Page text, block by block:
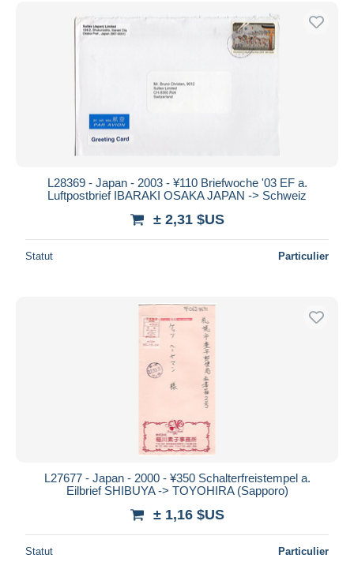
Uniquement en réduction
Livraison gratuite
Visa
Mastercard
iDeal
Appliquer
L28369 - Japan - 2003 - ¥110 Briefwoche '03 EF a.
Luftpostbrief IBARAKI OSAKA JAPAN -> Schweiz
± 2,31 $US
Statut Particulier
L27677 - Japan - 2000 - ¥350 Schalterfreistempel a.
Eilbrief SHIBUYA -> TOYOHIRA (Sapporo)
± 1,16 $US
Statut Particulier